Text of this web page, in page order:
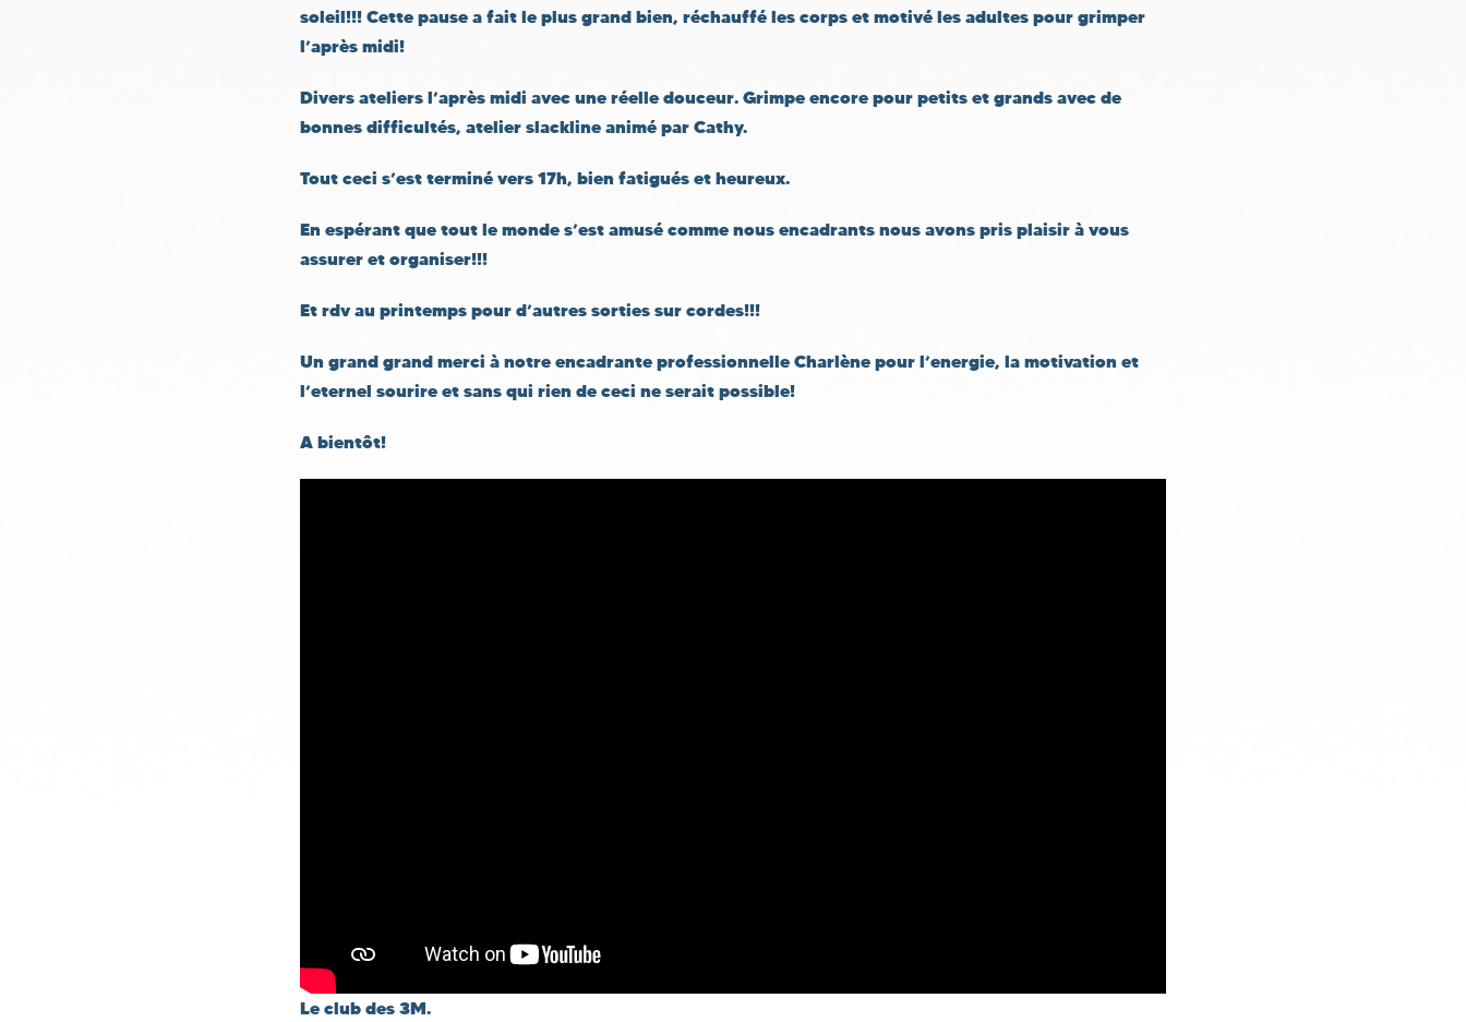
soleil!!! Cette pause a fait le plus grand bien, réchauffé les corps et motivé les adultes pour grimper
l’après midi!
Divers ateliers l’après midi avec une réelle douceur. Grimpe encore pour petits et grands avec de
bonnes difficultés, atelier slackline animé par Cathy.
Tout ceci s’est terminé vers 17h, bien fatigués et heureux.
En espérant que tout le monde s’est amusé comme nous encadrants nous avons pris plaisir à vous
assurer et organiser!!!
Et rdv au printemps pour d’autres sorties sur cordes!!!
Un grand grand merci à notre encadrante professionnelle Charlène pour l’energie, la motivation et
l’eternel sourire et sans qui rien de ceci ne serait possible!
A bientôt!
Le club des 3M.